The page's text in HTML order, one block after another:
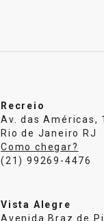
Recreio
Av. das Américas,
Rio de Janeiro RJ
Como chegar?
(21) 99269-4476
Vista Alegre
Avenida Braz de